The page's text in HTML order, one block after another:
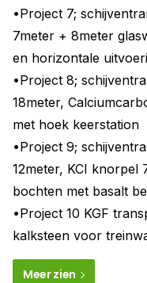
•Project 7;
7meter + 8meter
en horizontale
•Project 8;
18meter,
met hoek keerstation
•Project 9;
12meter, KCI knorpel
bochten met basalt
•Project 10 KGF
kalksteen voor
Meer zien